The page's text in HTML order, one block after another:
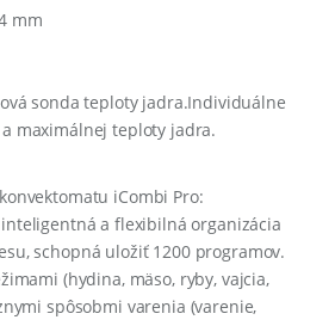
mm
sonda teploty jadra.Individuálne
maximálnej teploty jadra.
iCombi Pro:
a flexibilná organizácia
schopná uložiť 1200 programov.
(hydina, mäso, ryby, vajcia,
spôsobmi varenia (varenie,